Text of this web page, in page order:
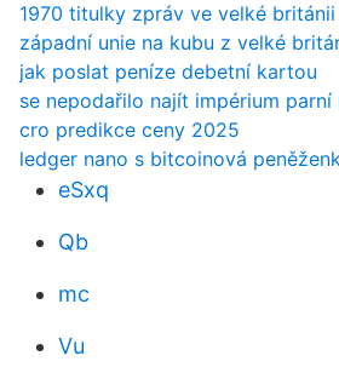
1970 titulky zpráv ve velké británii
západní unie na kubu z velké
jak poslat peníze debetní kartou
se nepodařilo najít impérium parní
cro predikce ceny 2025
ledger nano s bitcoinová
eSxq
Qb
mc
Vu